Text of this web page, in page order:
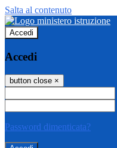
Salta al contenuto
Accedi
Accedi
button close ×
Password dimenticata?